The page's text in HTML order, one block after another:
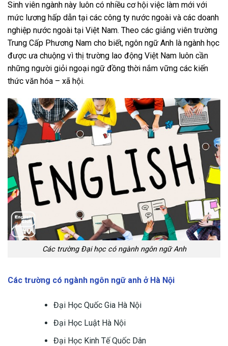
Sinh viên ngành này luôn có nhiều cơ hội việc làm mới với
mức lương hấp dẫn tại các công ty nước ngoài và các doanh
nghiệp nước ngoài tại Việt Nam. Theo các giảng viên trường
Trung Cấp Phương Nam cho biết, ngôn ngữ Anh là ngành học
được ưa chuộng vì thị trường lao động Việt Nam luôn cần
những người giỏi ngoại ngữ đồng thời nắm vững các kiến
thức văn hóa – xã hội.
Các trường Đại học có ngành ngôn ngữ Anh
Các trường có ngành ngôn ngữ anh ở Hà Nội
Đại Học Quốc Gia Hà Nội
Đại Học Luật Hà Nội
Đại Học Kinh Tế Quốc Dân